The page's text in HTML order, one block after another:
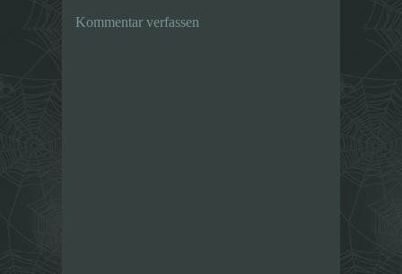
Kommentar verfassen